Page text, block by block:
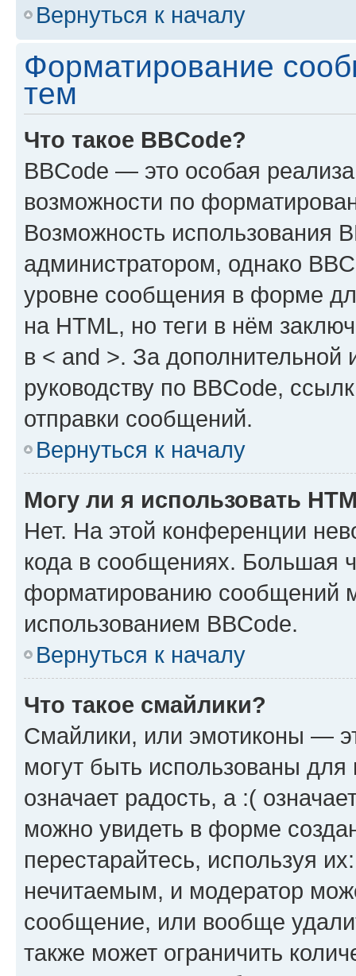
Вернуться к началу
Форматирование
тем
Что такое BBCode?
BBCode — это особая
возможности по
Возможность использования
администратором, однако
уровне сообщения в форме
на HTML, но теги в нём
в < and >. За
руководству по BBCode,
отправки сообщений.
Вернуться к началу
Могу ли я использовать
Нет. На этой конференции
кода в сообщениях. Большая
форматированию сообщений
использованием BBCode.
Вернуться к началу
Что такое смайлики?
Смайлики, или эмотиконы —
могут быть использованы
означает радость, а :(
можно увидеть в форме
перестарайтесь, используя
нечитаемым, и модератор
сообщение, или вообще
также может ограничить